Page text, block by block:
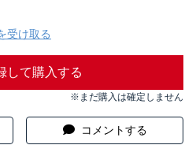
受け取る
して購入する
※まだ購入は確定しません
コメントする